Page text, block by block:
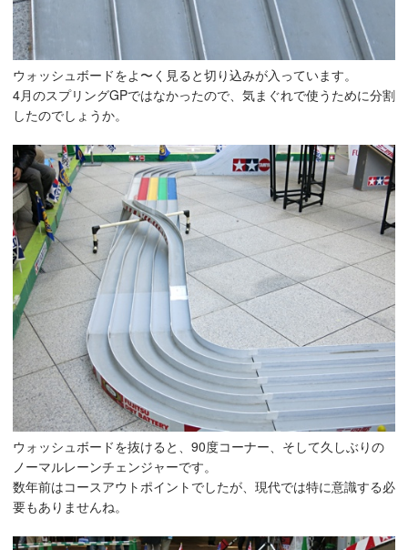
ウォッシュボードをよ〜く見ると切り込みが入っています。
4月のスプリングGPではなかったので、気まぐれで使うために分割
したのでしょうか。
ウォッシュボードを抜けると、90度コーナー、そして久しぶりの
ノーマルレーンチェンジャーです。
数年前はコースアウトポイントでしたが、現代では特に意識する必
要もありませんね。